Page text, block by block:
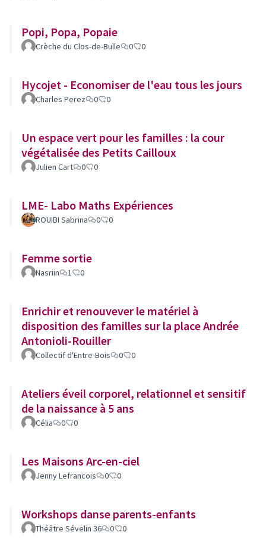
Popi, Popa, Popaie
Crèche du Clos-de-Bulle 0 0
Hycojet - Economiser de l'eau tous les jours
Charles Perez 0 0
Un espace vert pour les familles : la cour
végétalisée des Petits Cailloux
Julien Cart 0 0
LME- Labo Maths Expériences
ROUIBI Sabrina 0 0
Femme sortie
Nasriin 1 0
Enrichir et renouvever le matériel à
disposition des familles sur la place Andrée
Antonioli-Rouiller
Collectif d'Entre-Bois 0 0
Ateliers éveil corporel, relationnel et sensitif
de la naissance à 5 ans
Célia 0 0
Les Maisons Arc-en-ciel
Jenny Lefrancois 0 0
Workshops danse parents-enfants
Théâtre Sévelin 36 0 0